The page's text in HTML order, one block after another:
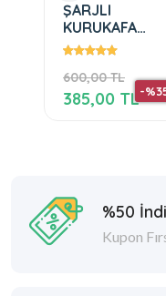
ŞARJLI
KURUKAFA
TRAŞ MAKİNESİ
600,00 TL
-
385,00 TL
%50
Kupon